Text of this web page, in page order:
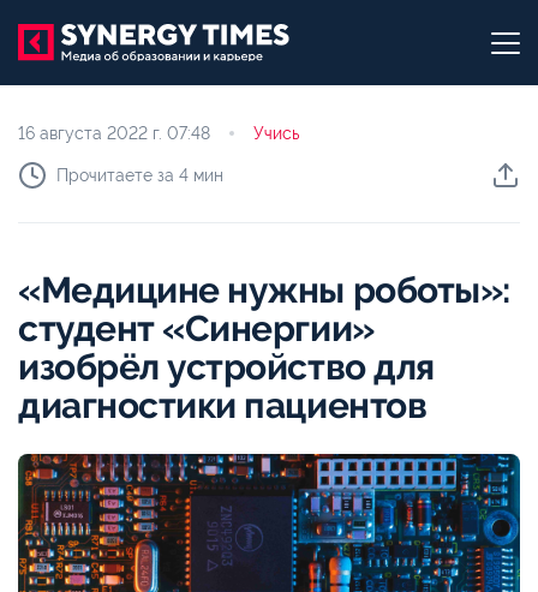
16 августа 2022 г. 07:48 Учись
Прочитаете за 4 мин
«Медицине нужны роботы»:
студент «Синергии»
изобрёл устройство для
диагностики пациентов